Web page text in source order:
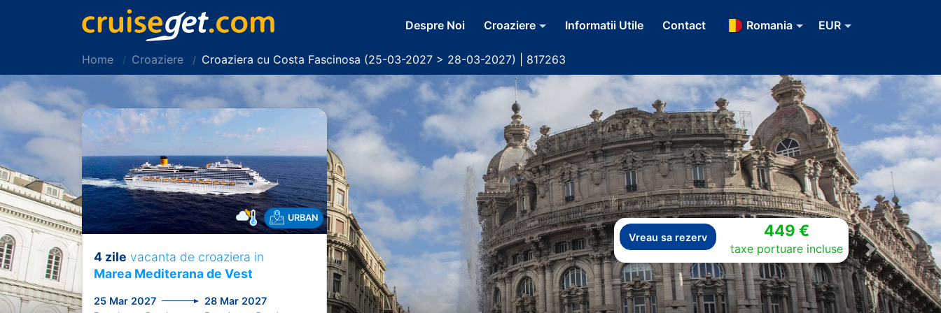
Despre Noi Croaziere Informatii Utile Contact Romania EUR
Home Croaziere Croaziera cu Costa Fascinosa (25-03-2027 > 28-03-2027) | 817263
Vreau sa rezerv 449 €
taxe portuare incluse
Previous Next
URBAN
4 zile vacanta de croaziera in
Marea Mediterana de Vest
25 Mar 2027 28 Mar 2027